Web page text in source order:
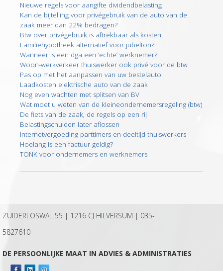
Nieuwe regels voor aangifte dividendbelasting
Kan de bijtelling voor privégebruik van de auto van de
zaak meer dan 22% bedragen?
Btw over privégebruik is aftrekbaar als kosten
Familiehypotheek alternatief voor jubelton?
Wanneer is een dga een ‘echte’ werknemer?
Woon-werkverkeer thuiswerker ook privé voor de btw
Pas op met het aanpassen van uw bestelauto
Laadkosten elektrische auto van de zaak
Nog even wachten met splitsen van BV
Wat moet u weten van de kleineondernemersregeling (btw)
De fiets van de zaak, de regels op een rij
Belastingschulden later aflossen
Internetvergoeding parttimers en deeltijd thuiswerkers
Hoelang is een factuur geldig?
TONK voor ondernemers en werknemers
ZUIDERLOSWAL 55 | 1216 CJ HILVERSUM | 035-
5827610
DE PERSOONLIJKE MAAT IN ADVIES & ADMINISTRATIES